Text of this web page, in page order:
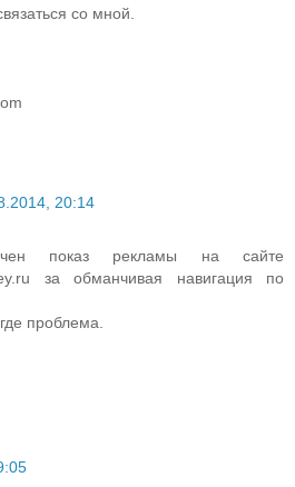
со мной.
20:14
показ рекламы на сайте
за обманчивая навигация по
проблема.